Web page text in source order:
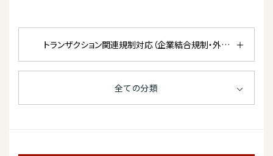
トランザクション関連規制対応（企業結合規制・外国投資規
全ての分類